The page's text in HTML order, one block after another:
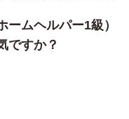
ムヘルパー1級）
ですか？